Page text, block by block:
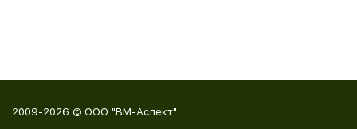
2009-2026 © ООО "ВМ-Аспект"